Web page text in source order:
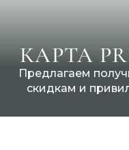
КАРТА
Предлагаем
скидкам и